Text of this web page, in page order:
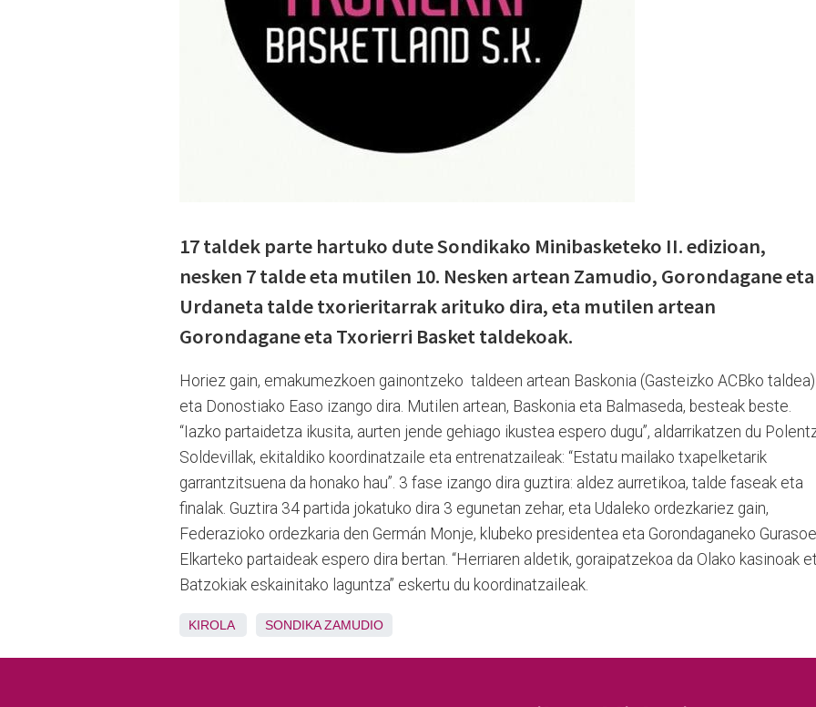
17 taldek parte hartuko dute Sondikako Minibasketeko II. edizioan,
nesken 7 talde eta mutilen 10. Nesken artean Zamudio, Gorondagane eta
Urdaneta talde txorieritarrak arituko dira, eta mutilen artean
Gorondagane eta Txorierri Basket taldekoak.
Horiez gain, emakumezkoen gainontzeko taldeen artean Baskonia (Gasteizko ACBko taldea)
eta Donostiako Easo izango dira. Mutilen artean, Baskonia eta Balmaseda, besteak beste.
“Iazko partaidetza ikusita, aurten jende gehiago ikustea espero dugu”, aldarrikatzen du
Soldevillak, ekitaldiko koordinatzaile eta entrenatzaileak: “Estatu mailako txapelketarik
garrantzitsuena da honako hau”. 3 fase izango dira guztira: aldez aurretikoa, talde faseak eta
finalak. Guztira 34 partida jokatuko dira 3 egunetan zehar, eta Udaleko ordezkariez gain,
Federazioko ordezkaria den Germán Monje, klubeko presidentea eta Gorondaganeko
Elkarteko partaideak espero dira bertan. “Herriaren aldetik, goraipatzekoa da Olako kasinoak
Batzokiak eskainitako laguntza” eskertu du koordinatzaileak.
KIROLA SONDIKA ZAMUDIO